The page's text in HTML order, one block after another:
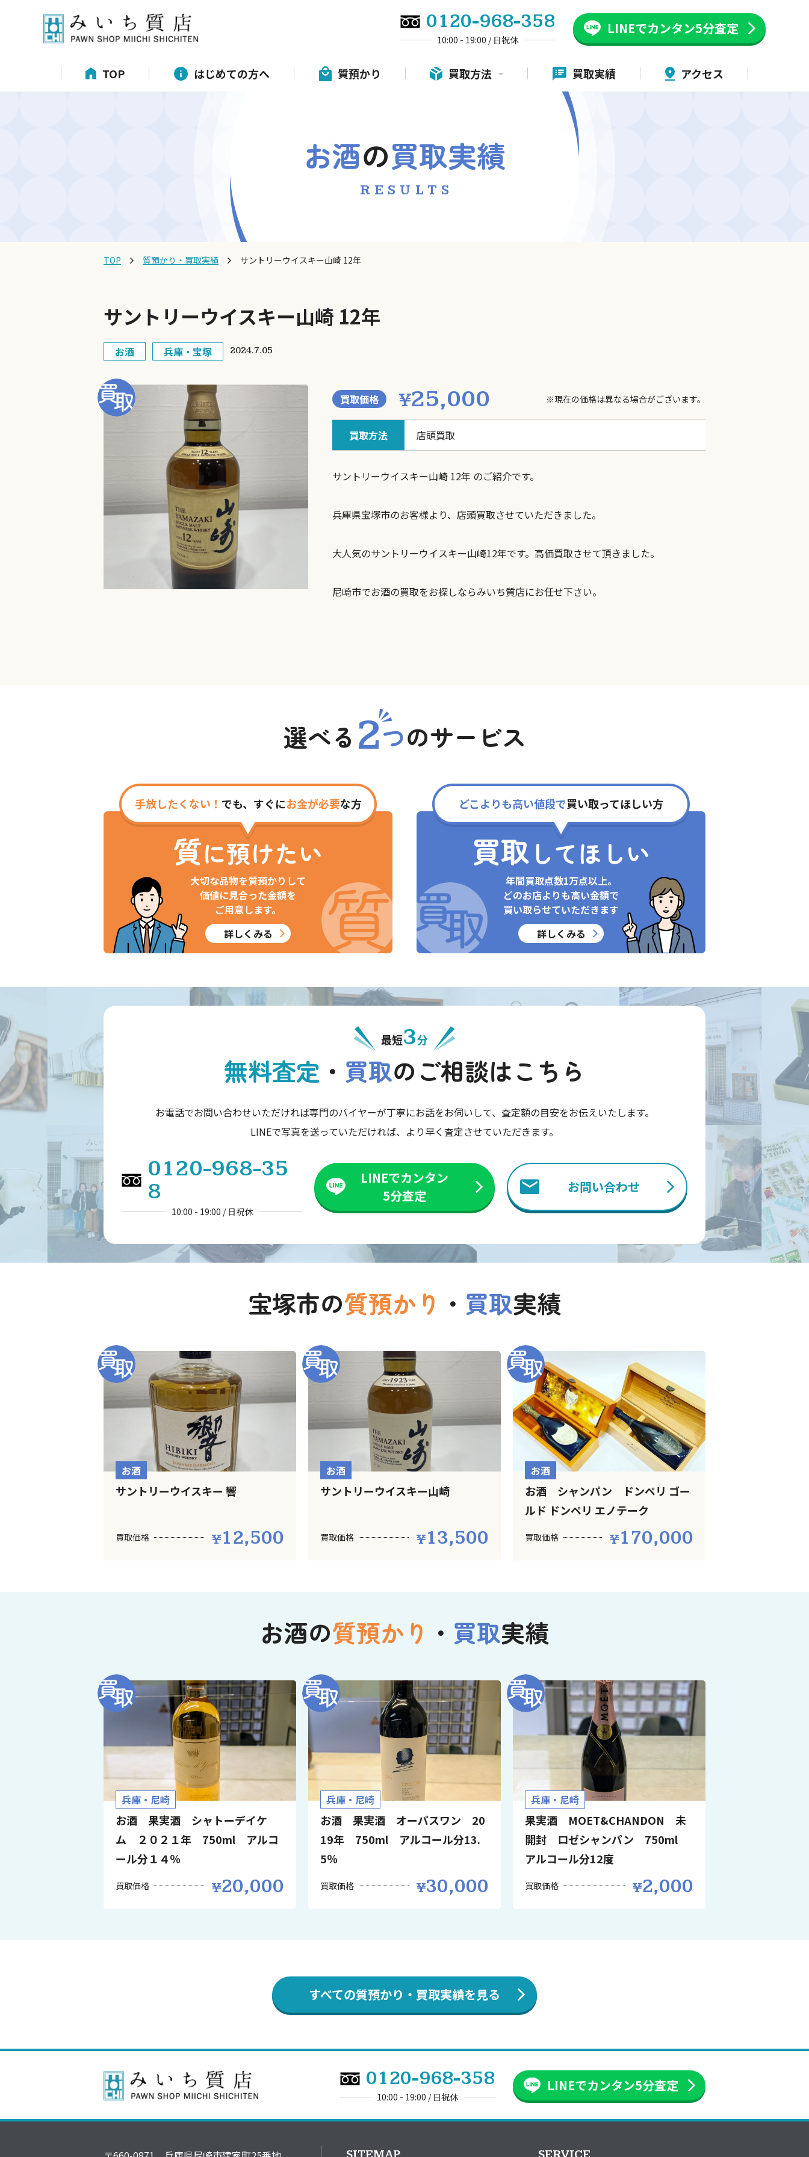
0120-968-358
10:00 - 19:00 / 日祝休
LINEでカンタン5分査定
TOP はじめての方へ 質預かり 買取方法 買取実績 アクセス
お酒の買取実績
RESULTS
TOP 質預かり・買取実績 サントリーウイスキー山崎 12年
サントリーウイスキー山崎 12年
お酒 兵庫・宝塚 2024.7.05
買取価格 ¥25,000 ※現在の価格は異なる場合がございます。
買取方法 店頭買取
サントリーウイスキー山崎 12年 のご紹介です。
兵庫県宝塚市のお客様より、店頭買取させていただきました。
大人気のサントリーウイスキー山崎12年です。高価買取させて頂きました。
尼崎市でお酒の買取をお探しならみいち質店にお任せ下さい。
選べる 2つのサービス
手放したくない！ でも、すぐにお金が必要な方
質に預けたい
大切な品物を質預かりして
価値に見合った金額を
ご用意します。
詳しくみる
どこよりも高い値段で買い取ってほしい方
買取 してほしい
年間買取点数1万点以上。
どのお店よりも高い金額で
買い取らせていただきます
詳しくみる
最短3分
無料査定 ・ 買取のご相談はこちら
お電話でお問い合わせいただければ専門のバイヤーが丁寧にお話をお伺いして、査定額の目安をお伝えいたします。
LINEで写真を送っていただければ、より早く査定させていただきます。
0120-968-35
8
10:00 - 19:00 / 日祝休
LINEでカンタン
5分査定
お問い合わせ
宝塚市の質預かり ・ 買取実績
お酒
サントリーウイスキー 響
買取価格 12,500
お酒
サントリーウイスキー山崎
買取価格 13,500
お酒
お酒 シャンパン ドンペリ ゴー
ルド ドンペリ エノテーク
買取価格 170,000
お酒の質預かり ・ 買取実績
兵庫・尼崎
お酒 果実酒 シャトーデイケ
ム ２０２１年 750ml アルコ
ール分１４％
買取価格 20,000
兵庫・尼崎
お酒 果実酒 オーパスワン 20
19年 750ml アルコール分13.
5％
買取価格 30,000
兵庫・尼崎
果実酒 MOET&CHANDON 未
開封 ロゼシャンパン 750ml
アルコール分12度
買取価格 2,000
すべての質預かり・買取実績を見る
0120-968-358
10:00 - 19:00 / 日祝休
LINEでカンタン5分査定